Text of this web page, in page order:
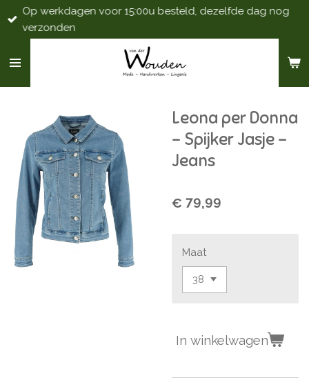
Ga
direct
de
Op werkdagen voor 15:00u besteld, dezelfde dag nog
verzonden
Leona per Donna
- Spijker Jasje -
Jeans
€ 79,99
Maat
In winkelwagen